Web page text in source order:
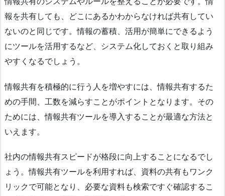
報を共有しても、どこにあるかわからなければ共有してい
ないのと同じです。情報の蓄積、活用が簡単にできるよう
にツールを活用するなど、システム化しておくと取り組み
やすくなるでしょう。
情報共有を積極的に行う人を増やすには、情報共有するた
めの手間、工数を減らすことがポイントとなります。その
ためには、情報共有ツールを導入することが最適な方法と
いえます。
社内の情報共有スピードが格段に向上することになるでし
ょう。情報共有ツールを利用すれば、資料の共有もワンク
リックで可能となり、必要な資料も検索ですぐ確認するこ